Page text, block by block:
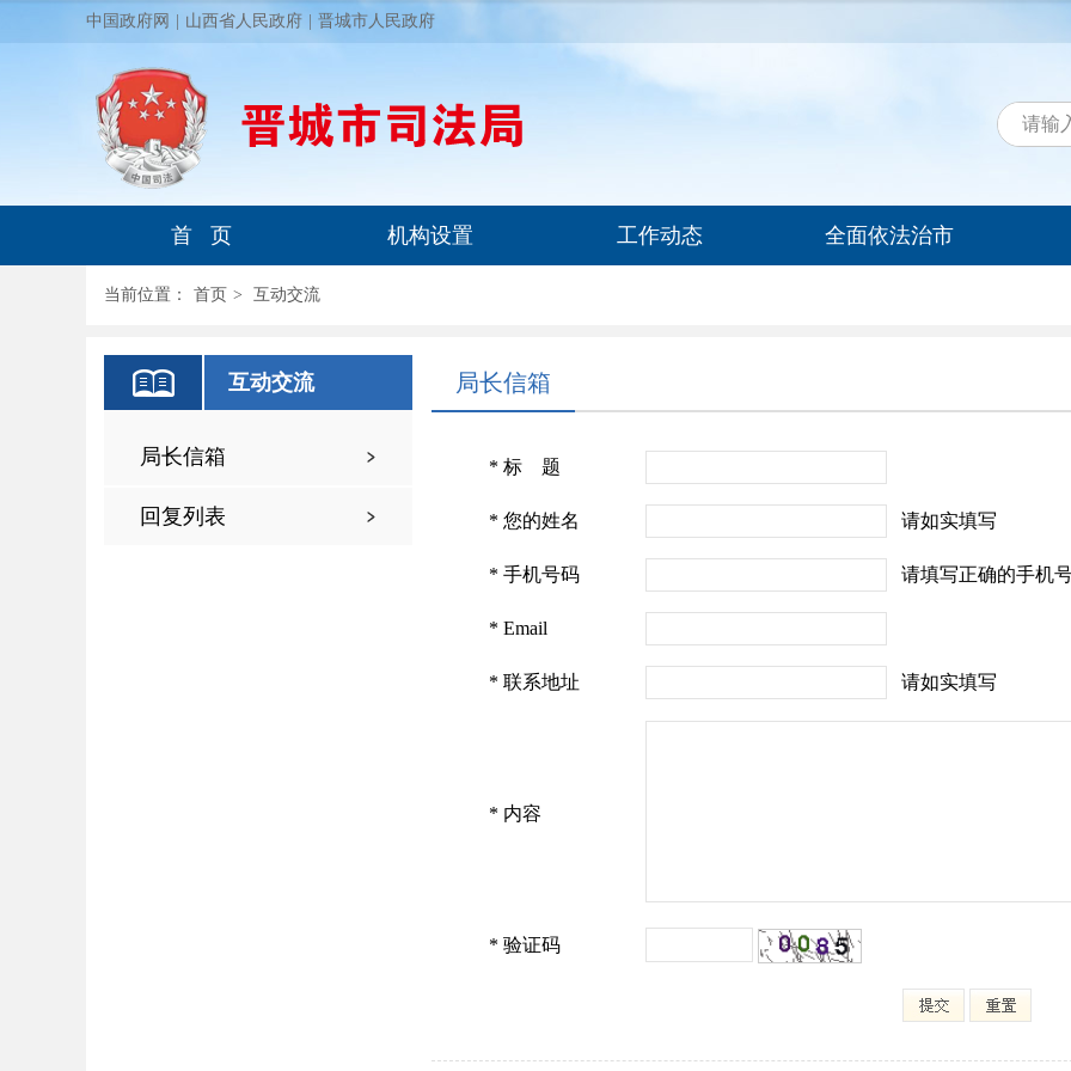
中国政府网 山西省人民政府 晋城市人民政府
首 页 机构设置 工作动态 全面依法治市
当前位置： 首页 > 互动交流
互动交流
局长信箱
回复列表
局长信箱
* 标 题
* 您的姓名 请如实填写
* 手机号码 请填写正确的手机
* Email
* 联系地址 请如实填写
* 内容
* 验证码